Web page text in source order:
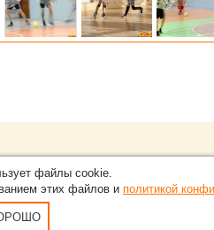
С новостями, пресс-релизами и разумной
По вопросам добавления информации
Пользовательское Соглашение и
файлы cookie.
этих файлов и политикой